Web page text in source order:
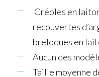
Créoles en
recouvertes
breloques en
Aucun des
Taille moyenne